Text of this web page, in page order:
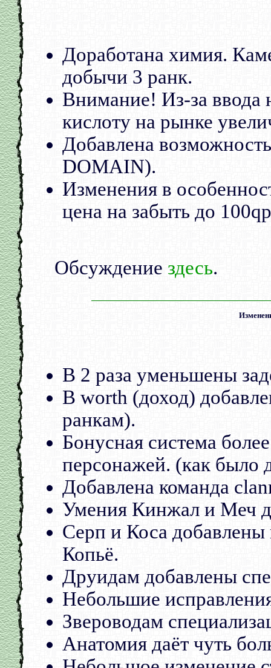
Доработана химия.
добычи 3 ранк.
Внимание! Из-за ввода
кислоту на рынке
Добавлена
DOMAIN).
Изменения в
цена на забыть до
Обсуждение здесь.
В 2 раза уменьшены
В worth (доход)
ранкам).
Бонусная система
персонажей. (как было
Добавлена команда
Умения Кинжал и Меч
Серп и Коса
Копьё.
Друидам добавлены
Небольшие
Звероводам
Анатомия даёт чуть